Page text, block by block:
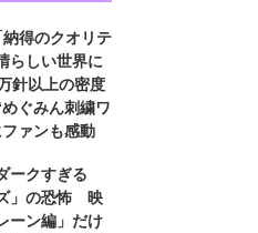
得のクオリテ
らしい世界に
針以上の密度
ぐみん刺繍ワ
ァンも感動
ークすぎる
」の恐怖 映
ーン編」だけ